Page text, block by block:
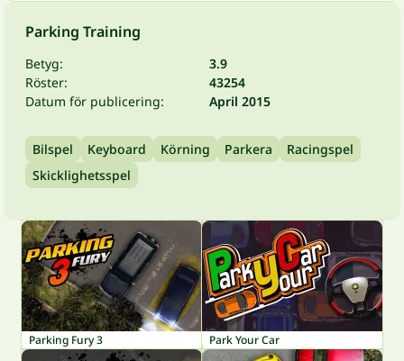
Parking Training
Betyg:
3.9
Röster:
43254
Datum för publicering:
April 2015
Bilspel Keyboard Körning Parkera
Racingspel
Skicklighetsspel
Parking Fury 3 Park Your Car